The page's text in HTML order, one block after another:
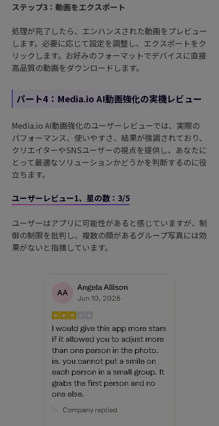
ステップ3：動画をエクスポート
処理が完了したら、エンハンスされた動画をプレビュー
します。必要に応じて設定を調整し、エクスポートをク
リックします。お好みのフォーマットでデバイスに直接
高品質の動画をダウンロードします。
パート4：Media.io AI動画強化の実機レビュー
Media.io AI動画強化のユーザーレビューでは、実際の
パフォーマンス、使いやすさ、結果が強調されており、
クリエイターやSNSユーザーの視点を提供し、あなたに
とって最適なソリューションかどうかを判断するのに役
立ちます。
ユーザーレビュー1、星の数：3/5
ユーザーはアプリに可能性があると感じていますが、制
御の制限を批判し、複数の顔があるグループ写真には効
果がないと指摘しています。